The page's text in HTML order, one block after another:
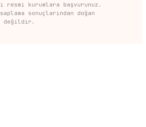
kurumlara başvurunuz.
sonuçlarından doğan
değildir.